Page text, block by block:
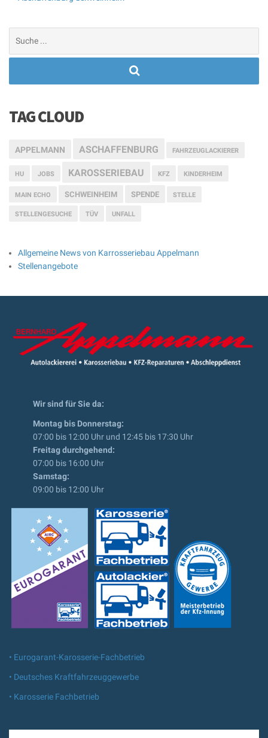
nach:
TAG CLOUD
APPELMANN ASCHAFFENBURG FAHRZEUGLACKIERER
HU JOBS KAROSSERIEBAU KFZ KINDERHEIM
MAIN ECHO SCHWEINHEIM SPENDE STELLE
STELLENGESUCHE TÜV UNFALL
Allgemeine News von Karrosseriebau Appelmann
Stellenangebote
Wir sind für Sie da:
Montag bis Donnerstag:
07:00 bis 12:00 Uhr und 12:45 bis 17:30 Uhr
Freitag durchgehend:
07:00 bis 16:00 Uhr
Samstag:
09:00 bis 12:00 Uhr
• Eurogarant-Karosserie-Fachbetrieb
• Deutsches Kraftfahrzeuggewerbe
• Karosserie Fachbetrieb